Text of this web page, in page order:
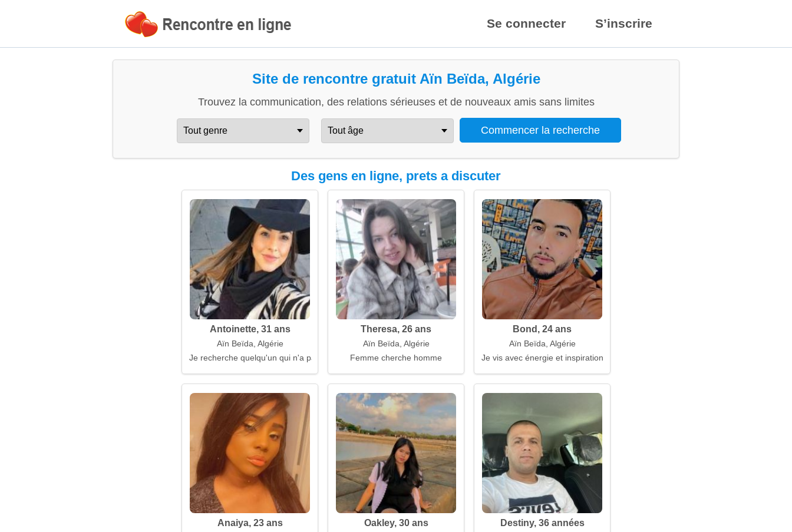
Se connecter S’inscrire
Site de rencontre gratuit Aïn Beïda, Algérie
Trouvez la communication, des relations sérieuses et de nouveaux amis sans limites
Des gens en ligne, prets a discuter
Antoinette, 31 ans
Aïn Beïda, Algérie
Je recherche quelqu'un qui n'a pas peur d'être lui-même
Theresa, 26 ans
Aïn Beïda, Algérie
Femme cherche homme
Bond, 24 ans
Aïn Beïda, Algérie
Je vis avec énergie et inspiration
Anaiya, 23 ans Oakley, 30 ans Destiny, 36 années